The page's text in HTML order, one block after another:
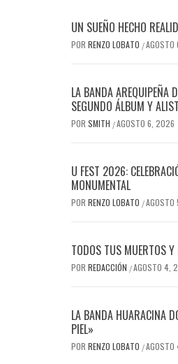
UN SUEÑO HECHO
POR RENZO LOBATO /
LA BANDA AREQUIPEÑA
SEGUNDO ÁLBUM Y
POR SMITH /AGOSTO 6, 2026
U FEST 2026:
MONUMENTAL
POR RENZO LOBATO /
TODOS TUS MUERTOS Y
POR REDACCIÓN /AGOSTO 4,
LA BANDA HUARACINA
PIEL»
POR RENZO LOBATO /